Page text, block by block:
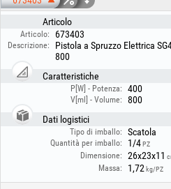
Articolo
Articolo: 673403
Descrizione:
Pistola a Spruzzo Elettrica
800
Caratteristiche
P[W] - Potenza: 400
V[ml] - Volume:
800
Dati logistici
Tipo di imballo: Scatola
Quantità per imballo: 1/4PZ
Dimensione: 26x23x11
Massa: 1,72 kg/PZ